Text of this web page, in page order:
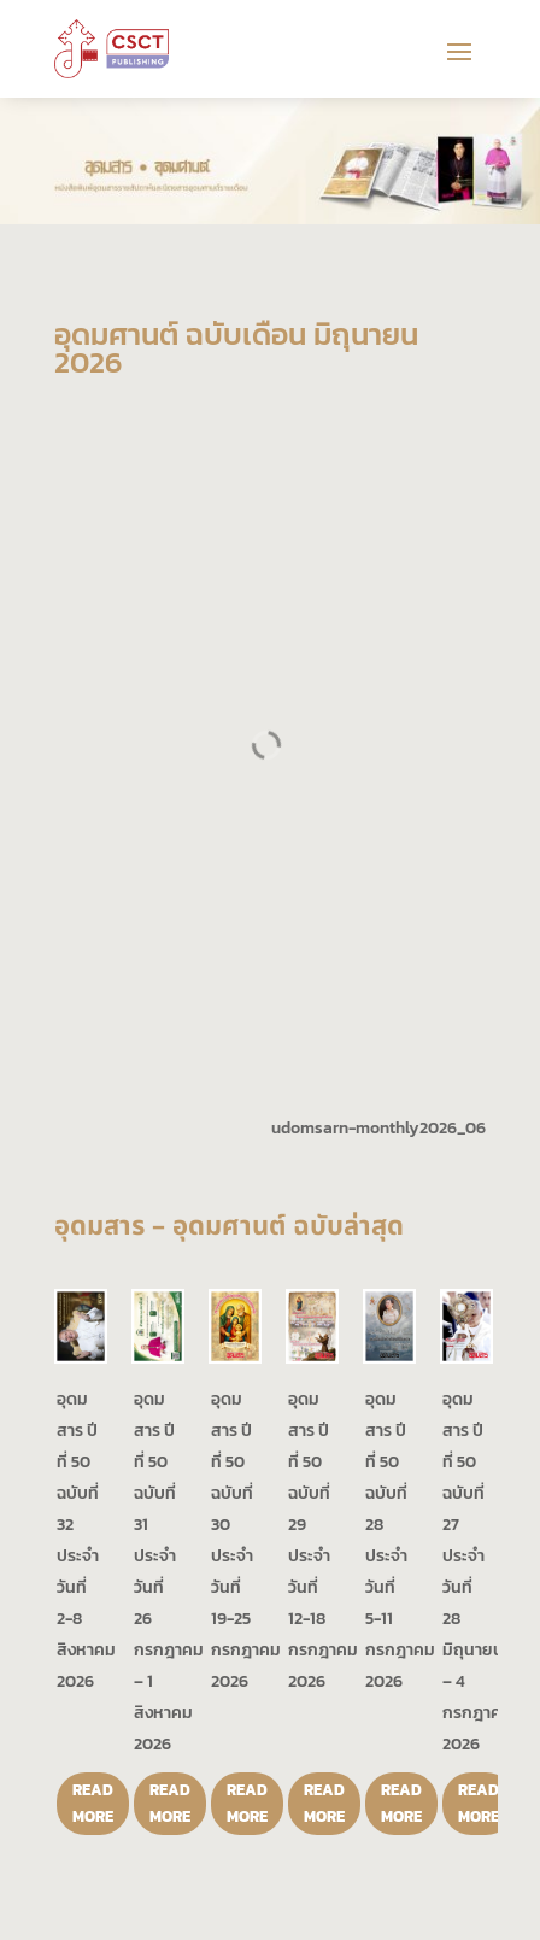
อุดมศานต์ ฉบับเดือน มิถุนายน
2026
udomsarn-monthly2026_06
อุดมสาร – อุดมศานต์ ฉบับล่าสุด
อุดม
สาร ปี
ที่ 50
ฉบับที่
32
ประจำ
วันที่
2-8
สิงหาคม
2026
READ
MORE
อุดม
สาร ปี
ที่ 50
ฉบับที่
31
ประจำ
วันที่
26
กรกฎาคม
– 1
สิงหาคม
2026
READ
MORE
อุดม
สาร ปี
ที่ 50
ฉบับที่
30
ประจำ
วันที่
19-25
กรกฎาคม
2026
READ
MORE
อุดม
สาร ปี
ที่ 50
ฉบับที่
29
ประจำ
วันที่
12-18
กรกฎาคม
2026
READ
MORE
อุดม
สาร ปี
ที่ 50
ฉบับที่
28
ประจำ
วันที่
5-11
กรกฎาคม
2026
READ
MORE
อุดม
สาร ปี
ที่ 50
ฉบับที่
27
ประจำ
วันที่
28
มิถุนายน
– 4
กรกฎาคม
2026
READ
MORE